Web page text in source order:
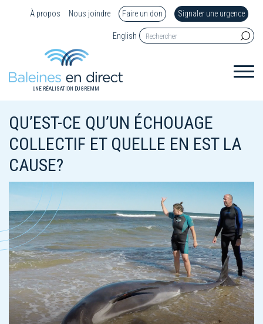
À propos Nous joindre Faire un don Signaler une urgence
English
UNE RÉALISATION DU GREMM
QU’EST-CE QU’UN ÉCHOUAGE
COLLECTIF ET QUELLE EN EST LA
CAUSE?